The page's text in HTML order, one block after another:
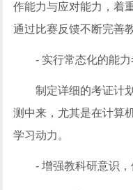
作能力与应对能力，着
通过比赛反馈不断完善
- 实行常态化的能
制定详细的考证计
测中来，尤其是在计算
学习动力。
- 增强教科研意识，